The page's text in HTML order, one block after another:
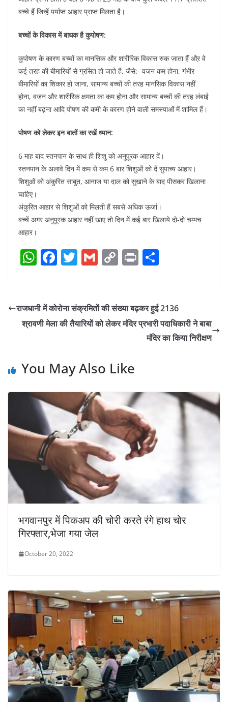
बच्चे हैं जिन्हें पर्याप्त आहार प्राप्त मिलता है।
बच्चों के विकास में बाधक है कुपोषण:
कुपोषण के कारण बच्चों का मानसिक और शारीरिक विकास रुक जाता हैं औऱ वे
कई तरह की बीमारियों से ग्रसित हो जाते है, जैसे:- वजन कम होना, गंभीर
बीमारियों का शिकार हो जाना, सामान्य बच्चों की तरह मानसिक विकास नहीं
होना, वजन और शारीरिक क्षमता का कम होना और सामान्य बच्चों की तरह लंबाई
का नहीं बढ़ना आदि पोषण की कमी के कारण होने वाली समस्याओं में शामिल हैं।
पोषण को लेकर इन बातों का रखें ध्यान:
6 माह बाद स्तनपान के साथ ही शिशु को अनुपूरक आहार दें।
स्तनपान के अलावे दिन में कम से कम 6 बार शिशुओं को दें सुपाच्य आहार।
शिशुओं को अंकुरित साबुत, आनाज या दाल को सुखाने के बाद पीसकर खिलाना
चाहिए।
अंकुरित आहार से शिशुओं को मिलती हैं सबसे अधिक ऊर्जा।
बच्चें अगर अनुपूरक आहार नहीं खाए तो दिन में कई बार खिलाये दो-दो चम्मच
आहार।
W
s
A
F
e
b
k
T
er
G
l
C
y
Li
Pr
e
राजधानी में कोरोना संक्रमितों की संख्या बढ़कर हुई 2136
श्रावणी मेला की तैयारियों को लेकर मंदिर प्रभारी पदाधिकारी ने बाबा
मंदिर का किया निरीक्षण
You May Also Like
भगवानपुर में पिकअप की चोरी करते रंगे हाथ चोर
गिरफ्तार,भेजा गया जेल
October 20, 2022